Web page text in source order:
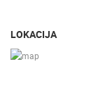
LOKACIJA